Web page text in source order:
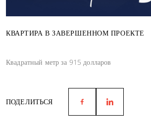
КВАРТИРА В ЗАВЕРШЕННОМ ПРОЕКТЕ
Квадратный метр за 915 долларов
ПОДЕЛИТЬСЯ